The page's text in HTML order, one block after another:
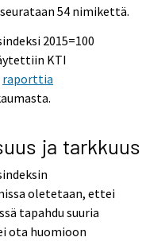
54 nimikettä.
2015=100
KTI
raporttia
ja tarkkuus
oletetaan, ettei
tapahdu suuria
ota huomioon